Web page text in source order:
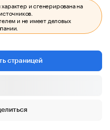
и сгенерирована на
и не имеет деловых
страницей